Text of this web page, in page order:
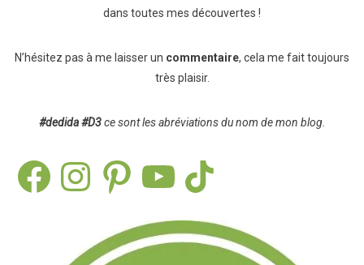
dans toutes mes découvertes !
N’hésitez pas à me laisser un commentaire, cela me fait toujours
très plaisir.
#dedida #D3ce sont les abréviations du nom de mon blog.
FacebookInstagramPinterest TikTok